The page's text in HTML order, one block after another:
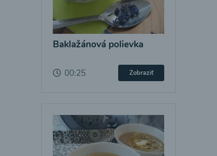
Baklažánová polievka
00:25 Zobraziť